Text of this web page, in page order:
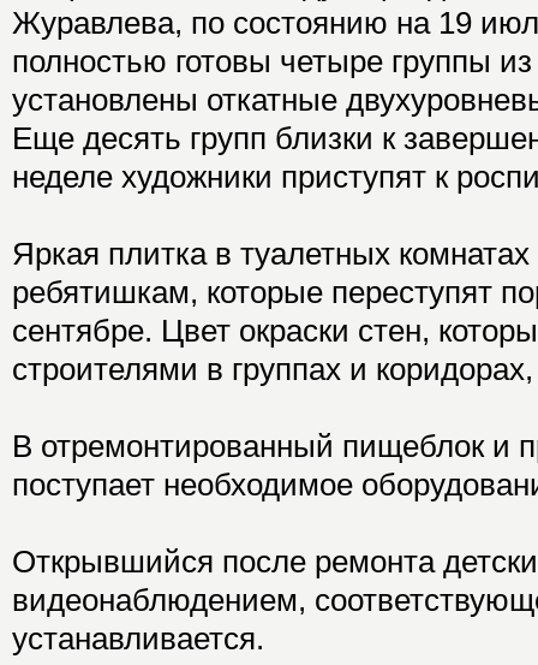
Журавлева, по состоянию на 19
полностью готовы четыре группы
установлены откатные
Еще десять групп близки к
неделе художники приступят к
Яркая плитка в туалетных
ребятишкам, которые переступят
сентябре. Цвет окраски стен,
строителями в группах и
В отремонтированный пищеблок и
поступает необходимое
Открывшийся после ремонта
видеонаблюдением,
устанавливается.